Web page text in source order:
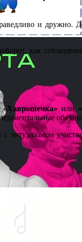
и дружно.
как
или
энтузиазмом